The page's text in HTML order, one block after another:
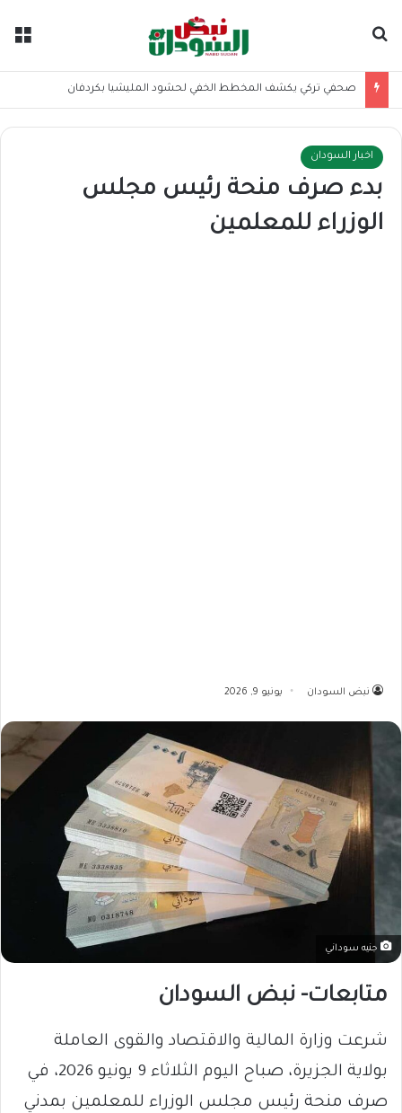
صحفي تركي يكشف المخطط الخفي لحشود المليشيا بكردفان
اخبار السودان
بدء صرف منحة رئيس مجلس
الوزراء للمعلمين
نبض السودان يونيو 9, 2026
جنيه سوداني
متابعات- نبض السودان
​شرعت وزارة المالية والاقتصاد والقوى العاملة
بولاية الجزيرة، صباح اليوم الثلاثاء 9 يونيو 2026، في
صرف منحة رئيس مجلس الوزراء للمعلمين بمدني